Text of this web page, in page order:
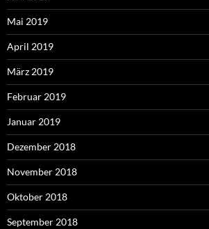
Mai 2019
April 2019
März 2019
Februar 2019
Januar 2019
Dezember 2018
November 2018
Oktober 2018
September 2018